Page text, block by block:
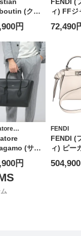
(クリ
ン ルブタ
ンズ ショル
ッグ ロゴ
ー 2way クロ
ディバッグ
キピ
円
FENDI (
ィ) FFジ
ファブ
チ
72,490
(サル
トーレフェラ
メンズ トー
グ 2WAY カ
ザー フラッ
リーフバッグ
円
FENDI
FENDI (
ィ) ピー